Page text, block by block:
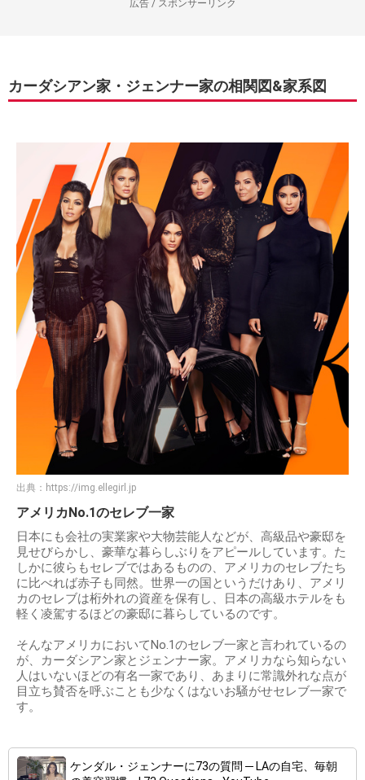
広告 / スポンサーリンク
カーダシアン家・ジェンナー家の相関図&家系図
出典： https://img.ellegirl.jp
アメリカNo.1のセレブ一家
日本にも会社の実業家や大物芸能人などが、高級品や豪邸を
見せびらかし、豪華な暮らしぶりをアピールしています。た
しかに彼らもセレブではあるものの、アメリカのセレブたち
に比べれば赤子も同然。世界一の国というだけあり、アメリ
カのセレブは桁外れの資産を保有し、日本の高級ホテルをも
軽く凌駕するほどの豪邸に暮らしているのです。
そんなアメリカにおいてNo.1のセレブ一家と言われているの
が、カーダシアン家とジェンナー家。アメリカなら知らない
人はいないほどの有名一家であり、あまりに常識外れな点が
目立ち賛否を呼ぶことも少なくはないお騒がせセレブ一家で
す。
ケンダル・ジェンナーに73の質問 ─ LAの自宅、毎朝